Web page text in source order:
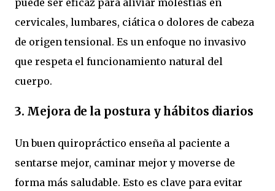
cervicales, lumbares, ciática o dolores de cabeza
de origen tensional. Es un enfoque no invasivo
que respeta el funcionamiento natural del
cuerpo.
3. Mejora de la postura y hábitos diarios
Un buen quiropráctico enseña al paciente a
sentarse mejor, caminar mejor y moverse de
forma más saludable. Esto es clave para evitar